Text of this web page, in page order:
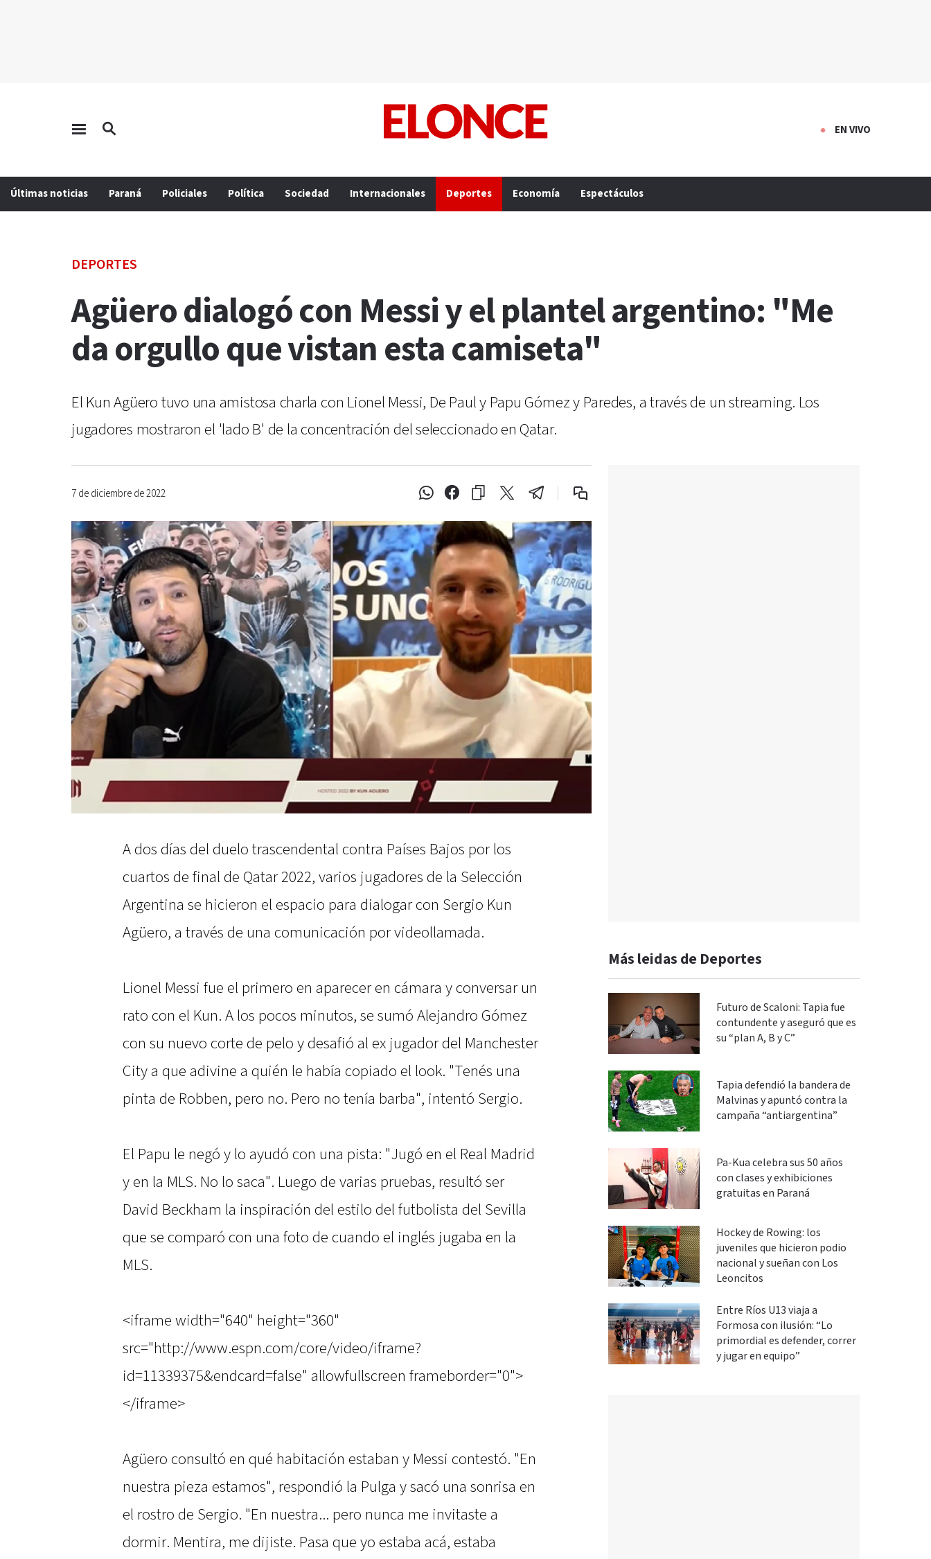
EN VIVO
Últimas noticias Paraná Policiales Política Sociedad Internacionales Deportes Economía Espectáculos
DEPORTES
Agüero dialogó con Messi y el plantel argentino: "Me
da orgullo que vistan esta camiseta"
El Kun Agüero tuvo una amistosa charla con Lionel Messi, De Paul y Papu Gómez y Paredes, a través de un streaming. Los
jugadores mostraron el 'lado B' de la concentración del seleccionado en Qatar.
7 de diciembre de 2022
A dos días del duelo trascendental contra Países Bajos por los
cuartos de final de Qatar 2022, varios jugadores de la Selección
Argentina se hicieron el espacio para dialogar con Sergio Kun
Agüero, a través de una comunicación por videollamada.
Lionel Messi fue el primero en aparecer en cámara y conversar un
rato con el Kun. A los pocos minutos, se sumó Alejandro Gómez
con su nuevo corte de pelo y desafió al ex jugador del Manchester
City a que adivine a quién le había copiado el look. "Tenés una
pinta de Robben, pero no. Pero no tenía barba", intentó Sergio.
El Papu le negó y lo ayudó con una pista: "Jugó en el Real Madrid
y en la MLS. No lo saca". Luego de varias pruebas, resultó ser
David Beckham la inspiración del estilo del futbolista del Sevilla
que se comparó con una foto de cuando el inglés jugaba en la
MLS.
<iframe width="640" height="360"
src="http://www.espn.com/core/video/iframe?
id=11339375&endcard=false" allowfullscreen frameborder="0">
</iframe>
Agüero consultó en qué habitación estaban y Messi contestó. "En
nuestra pieza estamos", respondió la Pulga y sacó una sonrisa en
el rostro de Sergio. "En nuestra... pero nunca me invitaste a
dormir. Mentira, me dijiste. Pasa que yo estaba acá, estaba
Más leidas de Deportes
Futuro de Scaloni: Tapia fue
contundente y aseguró que es
su “plan A, B y C”
Tapia defendió la bandera de
Malvinas y apuntó contra la
campaña “antiargentina”
Pa-Kua celebra sus 50 años
con clases y exhibiciones
gratuitas en Paraná
Hockey de Rowing: los
juveniles que hicieron podio
nacional y sueñan con Los
Leoncitos
Entre Ríos U13 viaja a
Formosa con ilusión: “Lo
primordial es defender, correr
y jugar en equipo”